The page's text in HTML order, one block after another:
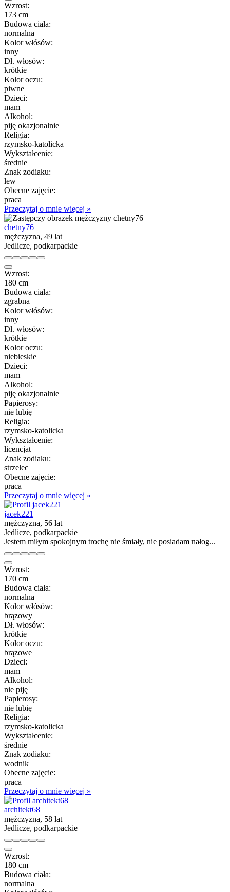
Wzrost:
173 cm
Budowa ciała:
normalna
Kolor włósów:
inny
Dł. włosów:
krótkie
Kolor oczu:
piwne
Dzieci:
mam
Alkohol:
piję okazjonalnie
Religia:
rzymsko-katolicka
Wykształcenie:
średnie
Znak zodiaku:
lew
Obecne zajęcie:
praca
Przeczytaj o mnie więcej »
chetny76
mężczyzna, 49 lat
Jedlicze, podkarpackie
Wzrost:
180 cm
Budowa ciała:
zgrabna
Kolor włósów:
inny
Dł. włosów:
krótkie
Kolor oczu:
niebieskie
Dzieci:
mam
Alkohol:
piję okazjonalnie
Papierosy:
nie lubię
Religia:
rzymsko-katolicka
Wykształcenie:
licencjat
Znak zodiaku:
strzelec
Obecne zajęcie:
praca
Przeczytaj o mnie więcej »
jacek221
mężczyzna, 56 lat
Jedlicze, podkarpackie
Jestem miłym spokojnym trochę nie śmiały, nie posiadam nałog...
Wzrost:
170 cm
Budowa ciała:
normalna
Kolor włósów:
brązowy
Dł. włosów:
krótkie
Kolor oczu:
brązowe
Dzieci:
mam
Alkohol:
nie piję
Papierosy:
nie lubię
Religia:
rzymsko-katolicka
Wykształcenie:
średnie
Znak zodiaku:
wodnik
Obecne zajęcie:
praca
Przeczytaj o mnie więcej »
architekt68
mężczyzna, 58 lat
Jedlicze, podkarpackie
Wzrost:
180 cm
Budowa ciała:
normalna